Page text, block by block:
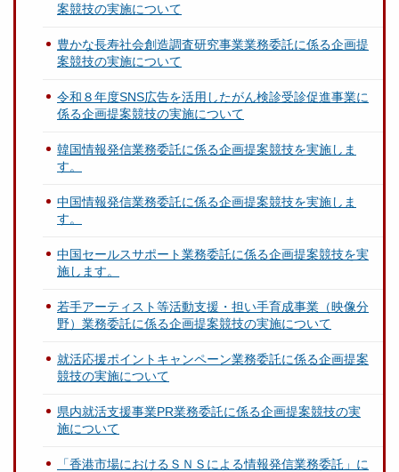
案競技の実施について
豊かな長寿社会創造調査研究事業業務委託に係る企画提
案競技の実施について
令和８年度SNS広告を活用したがん検診受診促進事業に
係る企画提案競技の実施について
韓国情報発信業務委託に係る企画提案競技を実施しま
す。
中国情報発信業務委託に係る企画提案競技を実施しま
す。
中国セールスサポート業務委託に係る企画提案競技を実
施します。
若手アーティスト等活動支援・担い手育成事業（映像分
野）業務委託に係る企画提案競技の実施について
就活応援ポイントキャンペーン業務委託に係る企画提案
競技の実施について
県内就活支援事業PR業務委託に係る企画提案競技の実
施について
「香港市場におけるＳＮＳによる情報発信業務委託」に